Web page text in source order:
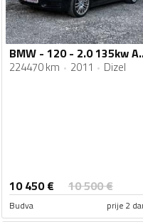
BMW -
224470 km 2011 Dizel
10 450€ 10 500€
Budva prije 2